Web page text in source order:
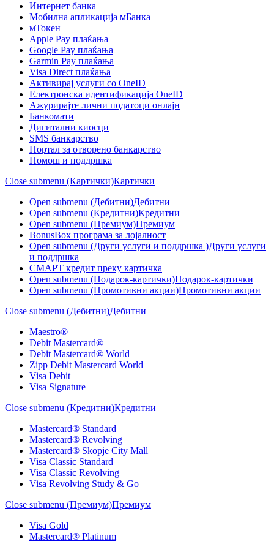
Интернет банка
Мобилна апликација мБанка
мТокен
Apple Pay плаќања
Google Pay плаќања
Garmin Pay плаќања
Visa Direct плаќања
Активирај услуги со OneID
Електронска идентификација OneID
Ажурирајте лични податоци онлајн
Банкомати
Дигитални киосци
SMS банкарство
Портал за отворeно банкарство
Помош и поддршка
Close submenu (Картички)Картички
Open submenu (Дебитни)Дебитни
Open submenu (Кредитни)Кредитни
Open submenu (Премиум)Премиум
BonusBox програма за лојалност
Open submenu (Други услуги и поддршка )Други услуги
и поддршка
СМАРТ кредит преку картичка
Open submenu (Подарок-картички)Подарок-картички
Open submenu (Промотивни акции)Промотивни акции
Close submenu (Дебитни)Дебитни
Maestro®
Debit Mastercard®
Debit Mastercard® World
Zipp Debit Mastercard World
Visa Debit
Visa Signature
Close submenu (Кредитни)Кредитни
Mastercard® Standard
Mastercard® Revolving
Mastercard® Skopje City Mall
Visa Classic Standard
Visa Classic Revolving
Visa Revolving Study & Go
Close submenu (Премиум)Премиум
Visa Gold
Mastercard® Platinum